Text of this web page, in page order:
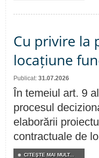
Cu privire la
locațiune
Publicat: 31.07.2026
În temeiul art. 9
procesul
elaborării
contractuale de
CITEŞTE MAI MULT...